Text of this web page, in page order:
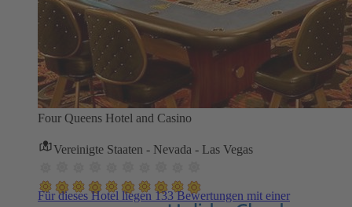
Four Queens Hotel and Casino
Vereinigte Staaten - Nevada - Las Vegas
Für dieses Hotel liegen 133 Bewertungen mit einer